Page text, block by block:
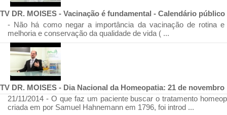
TV DR. MOISES - Vacinação é fundamental - Calendário
- Não há como negar a importância da vacinação de rotina
melhoria e conservação da qualidade de vida ( ...
TV DR. MOISES - Dia Nacional da Homeopatia: 21 de novembro
21/11/2014 - O que faz um paciente buscar o tratamento
criada em por Samuel Hahnemann em 1796, foi introd ...